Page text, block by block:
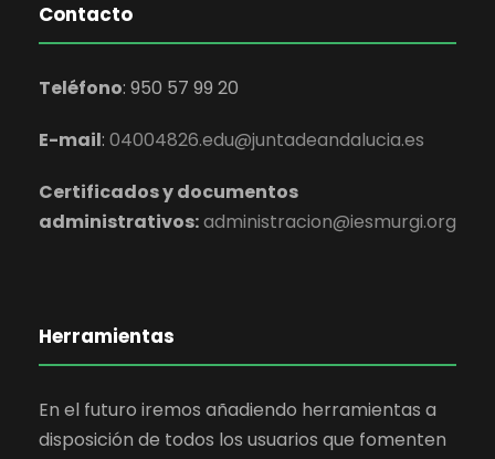
Contacto
Teléfono: 950 57 99 20
E-mail: 04004826.edu@juntadeandalucia.es
Certificados y documentos
administrativos:administracion@iesmurgi.org
Herramientas
En el futuro iremos añadiendo herramientas a
disposición de todos los usuarios que fomenten